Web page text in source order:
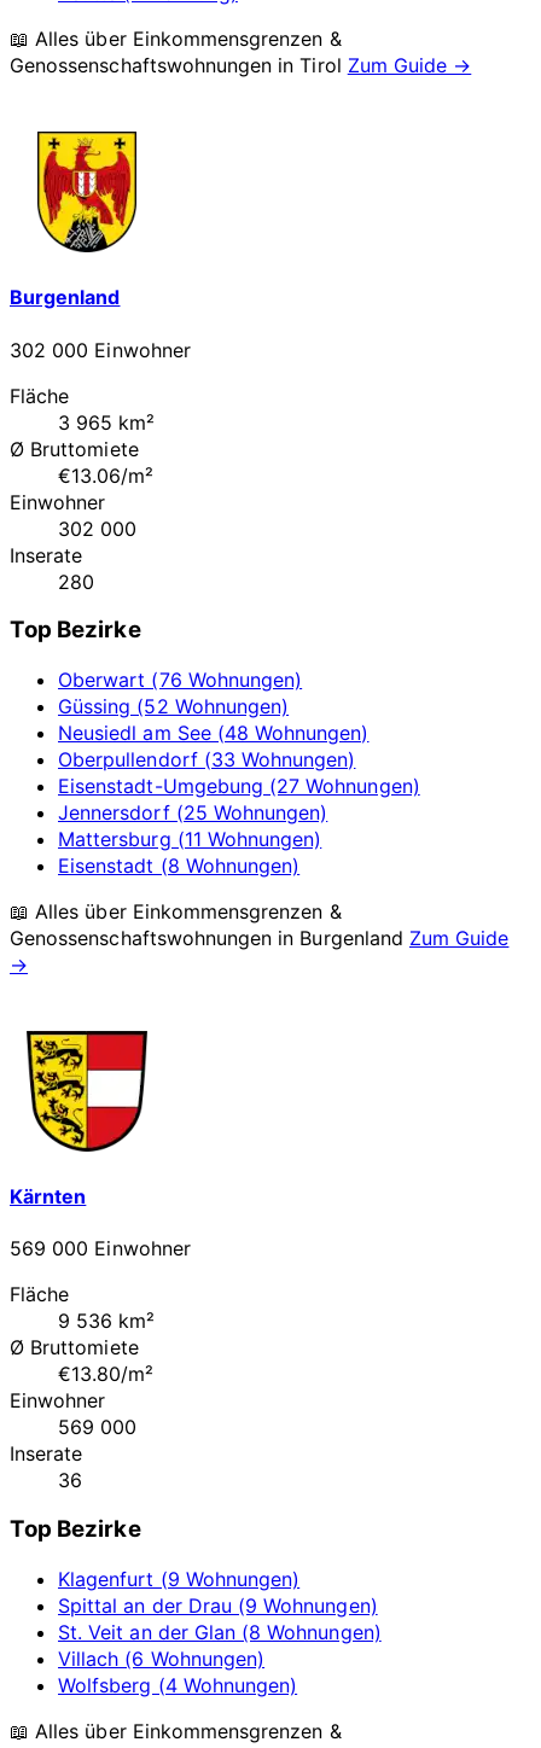
📖 Alles über Einkommensgrenzen &
Genossenschaftswohnungen inTirol Zum Guide →
Burgenland
302 000 Einwohner
Fläche
3 965 km²
Ø Bruttomiete
€13.06/m²
Einwohner
302 000
Inserate
280
Top Bezirke
Oberwart (76 Wohnungen)
Güssing (52 Wohnungen)
Neusiedl am See (48 Wohnungen)
Oberpullendorf (33 Wohnungen)
Eisenstadt-Umgebung (27 Wohnungen)
Jennersdorf (25 Wohnungen)
Mattersburg (11 Wohnungen)
Eisenstadt (8 Wohnungen)
📖 Alles über Einkommensgrenzen &
Genossenschaftswohnungen in Burgenland Zum Guide
→
Kärnten
569 000 Einwohner
Fläche
9 536 km²
Ø Bruttomiete
€13.80/m²
Einwohner
569 000
Inserate
36
Top Bezirke
Klagenfurt (9 Wohnungen)
Spittal an der Drau (9 Wohnungen)
St. Veit an der Glan (8 Wohnungen)
Villach (6 Wohnungen)
Wolfsberg (4 Wohnungen)
📖 Alles über Einkommensgrenzen &